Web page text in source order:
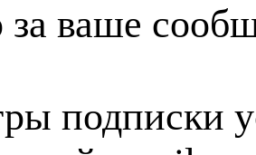
за ваше
подписки